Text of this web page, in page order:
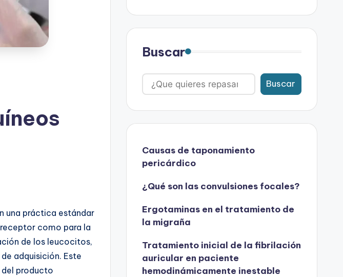
una práctica estándar
como para la
de los leucocitos,
adquisición. Este
producto
Buscar
Buscar
Causas de taponamiento
pericárdico
¿Qué son las convulsiones focales?
Ergotaminas en el tratamiento de
la migraña
Tratamiento inicial de la fibrilación
auricular en paciente
hemodinámicamente inestable